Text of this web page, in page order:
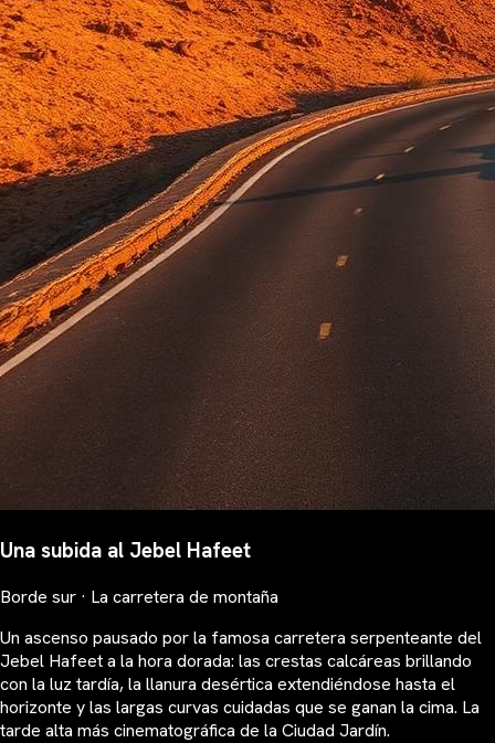
Una subida al Jebel Hafeet
Borde sur · La carretera de montaña
Un ascenso pausado por la famosa carretera serpenteante del
Jebel Hafeet a la hora dorada: las crestas calcáreas brillando
con la luz tardía, la llanura desértica extendiéndose hasta el
horizonte y las largas curvas cuidadas que se ganan la cima. La
tarde alta más cinematográfica de la Ciudad Jardín.